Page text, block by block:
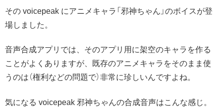
その voicepeak にアニメキャラ「邪神ちゃん」のボイスが登
場しました。
音声合成アプリでは、そのアプリ用に架空のキャラを作る
ことがよくありますが、既存のアニメキャラをそのまま使
うのは（権利などの問題で）非常に珍しいんですよね。
気になる voicepeak 邪神ちゃんの合成音声はこんな感じ。